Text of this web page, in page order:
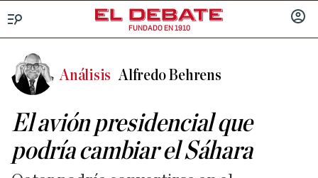
FUNDADO EN 1910
Análisis Alfredo Behrens
El avión presidencial que
podría cambiar el Sáhara